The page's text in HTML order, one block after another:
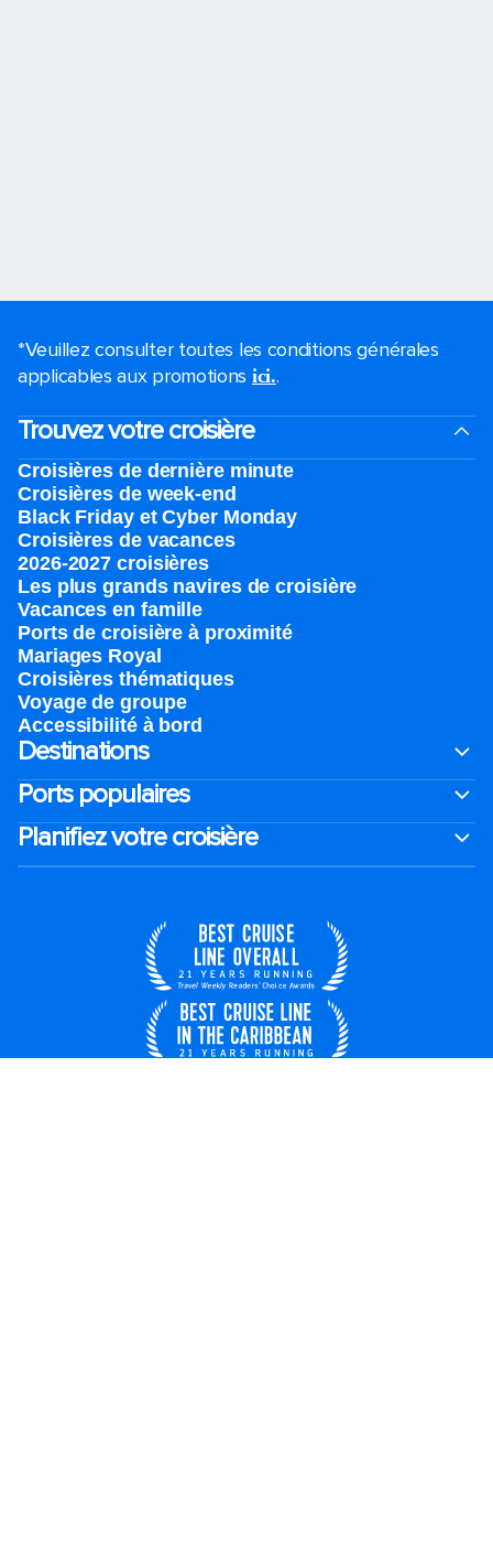
*Veuillez consulter toutes les conditions générales
applicables aux promotions ici..
Trouvez votre croisière
Croisières de dernière minute
Croisières de week-end
Black Friday et Cyber Monday
Croisières de vacances
2026-2027 croisières
Les plus grands navires de croisière
Vacances en famille
Ports de croisière à proximité
Mariages Royal
Croisières thématiques
Voyage de groupe​
Accessibilité à bord​
Destinations
Ports populaires
Planifiez votre croisière